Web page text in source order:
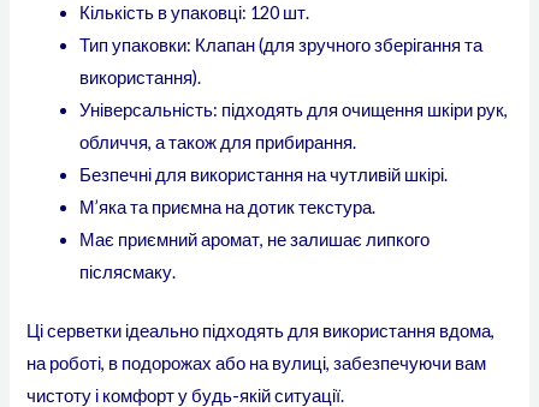
Кількість в упаковці: 120 шт.
Тип упаковки: Клапан (для зручного зберігання та
використання).
Універсальність: підходять для очищення шкіри рук,
обличчя, а також для прибирання.
Безпечні для використання на чутливій шкірі.
М’яка та приємна на дотик текстура.
Має приємний аромат, не залишає липкого
післясмаку.
Ці серветки ідеально підходять для використання вдома,
на роботі, в подорожах або на вулиці, забезпечуючи вам
чистоту і комфорт у будь-якій ситуації.